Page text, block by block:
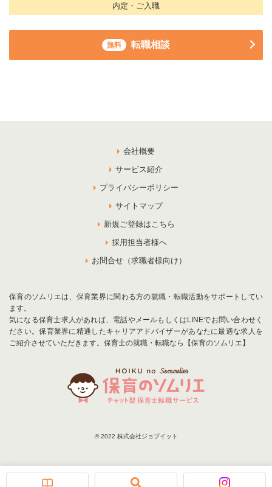
内定・ご入職
無料 転職相談
会社概要
サービス紹介
プライバシーポリシー
サイトマップ
新規ご登録はこちら
採用担当者様へ
お問合せ（求職者様向け）
保育のソムリエは、保育業界に関わる方の就職・転職活動をサポートしてい
ます。
気になる保育士求人があれば、電話やメールもしくはLINEでお問い合わせく
ださい。保育業界に精通したキャリアアドバイザーがあなたに最適な求人を
ご紹介させていただきます。保育士の就職・転職なら【保育のソムリエ】
© 2022 株式会社ジョブイット